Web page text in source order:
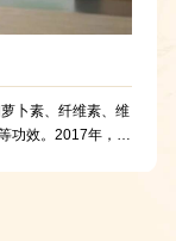
卜素、纤维素、维
功效。2017年，